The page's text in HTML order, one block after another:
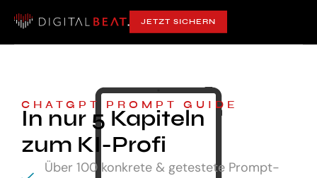
JETZT SICHERN
CHATGPT PROMPT GUIDE
In nur 5 Kapiteln
zum KI-Profi
Über 100 konkrete & getestete Prompt-